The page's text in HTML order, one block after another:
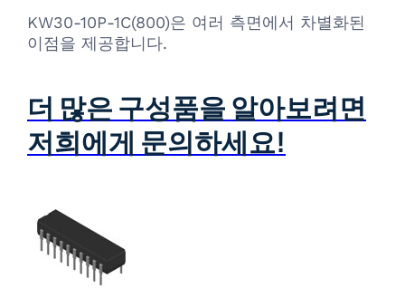
KW30-10P-1C(800)은 여러 측면에서 차별화된
이점을 제공합니다.
더 많은 구성품을 알아보려면
저희에게 문의하세요!